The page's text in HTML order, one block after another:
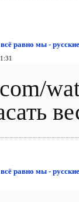
равно мы - русские
равно мы - русские